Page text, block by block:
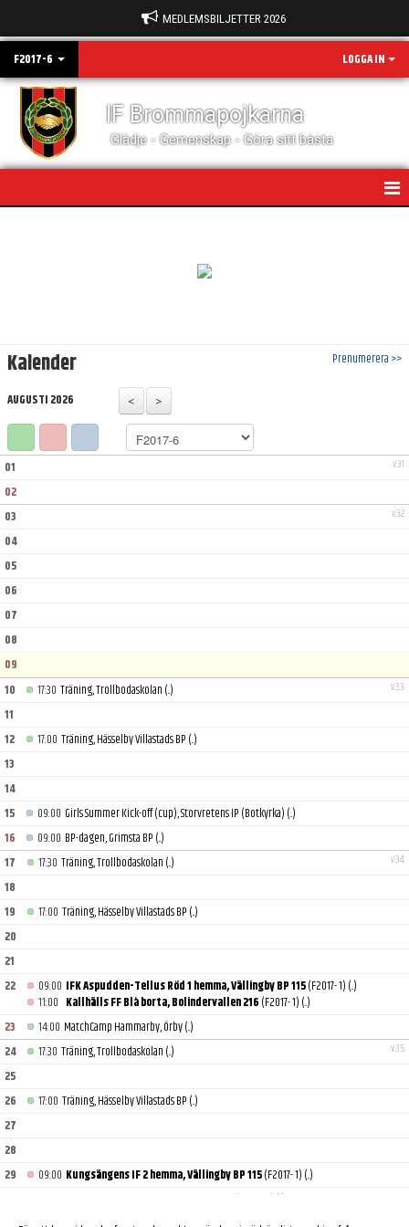
MEDLEMSBILJETTER 2026
F2017-6 LOGGA IN
IF Brommapojkarna
Glädje - Gemenskap - Göra sitt bästa
BILDGALLERI
DOKUMENT
KONTAKT
Prenumerera >>
Kalender
AUGUSTI 2026
v.31
01
02
v.32
03
04
05
06
07
08
09
v.33
10 17:30 Träning, Trollbodaskolan (..)
11
12
17:00 Träning, Hässelby Villastads BP (..)
13
14
15
09:00 Girls Summer Kick-off (cup), Storvretens IP (Botkyrka) (..)
16
09:00 BP-dagen, Grimsta BP (..)
v.34
17 17:30 Träning, Trollbodaskolan (..)
18
19
17:00 Träning, Hässelby Villastads BP (..)
20
21
22
09:00 IFK Aspudden-Tellus Röd 1 hemma, Vällingby BP 115(F2017- 1) (..)
11:00 Kallhälls FF Blå borta, Bolindervallen 216 (F2017- 1) (..)
23
14:00 MatchCamp Hammarby, Örby(..)
v.35
24 17:30 Träning, Trollbodaskolan (..)
25
26
17:00 Träning, Hässelby Villastads BP (..)
27
28
29
09:00 Kungsängens IF 2 hemma, Vällingby BP 115(F2017- 1) (..)
(F2017- 1) (..)